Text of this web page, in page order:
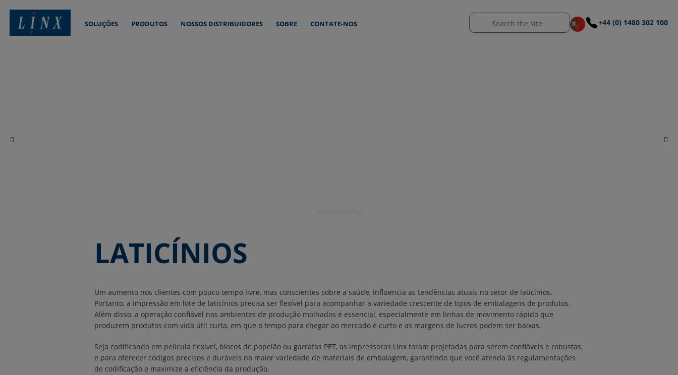
SOLUÇÕES PRODUTOS NOSSOS DISTRIBUIDORES SOBRE CONTATE-NOS +44 (0) 1480 302 100
LATICÍNIOS
Um aumento nos clientes com pouco tempo livre, mas conscientes sobre a saúde, influencia as tendências atuais no setor de laticínios.
Portanto, a impressão em lote de laticínios precisa ser flexível para acompanhar a variedade crescente de tipos de embalagens de produtos.
Além disso, a operação confiável nos ambientes de produção molhados é essencial, especialmente em linhas de movimento rápido que
produzem produtos com vida útil curta, em que o tempo para chegar ao mercado é curto e as margens de lucros podem ser baixas.
Seja codificando em película flexível, blocos de papelão ou garrafas PET, as impressoras Linx foram projetadas para serem confiáveis e robustas,
e para oferecer códigos precisos e duráveis na maior variedade de materiais de embalagem, garantindo que você atenda às regulamentações
de codificação e maximize a eficiência da produção.